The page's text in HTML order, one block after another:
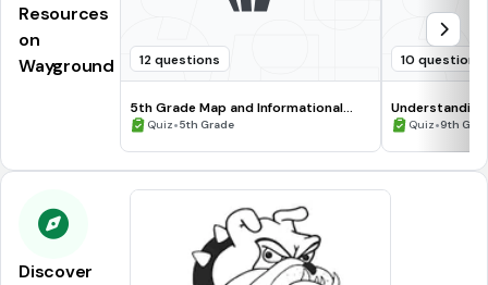
Resources
on
Wayground
12 questions
5th Grade Map and Informational
Processing Skills
Quiz•5th Grade
10 questions
Quiz•9th
Discover